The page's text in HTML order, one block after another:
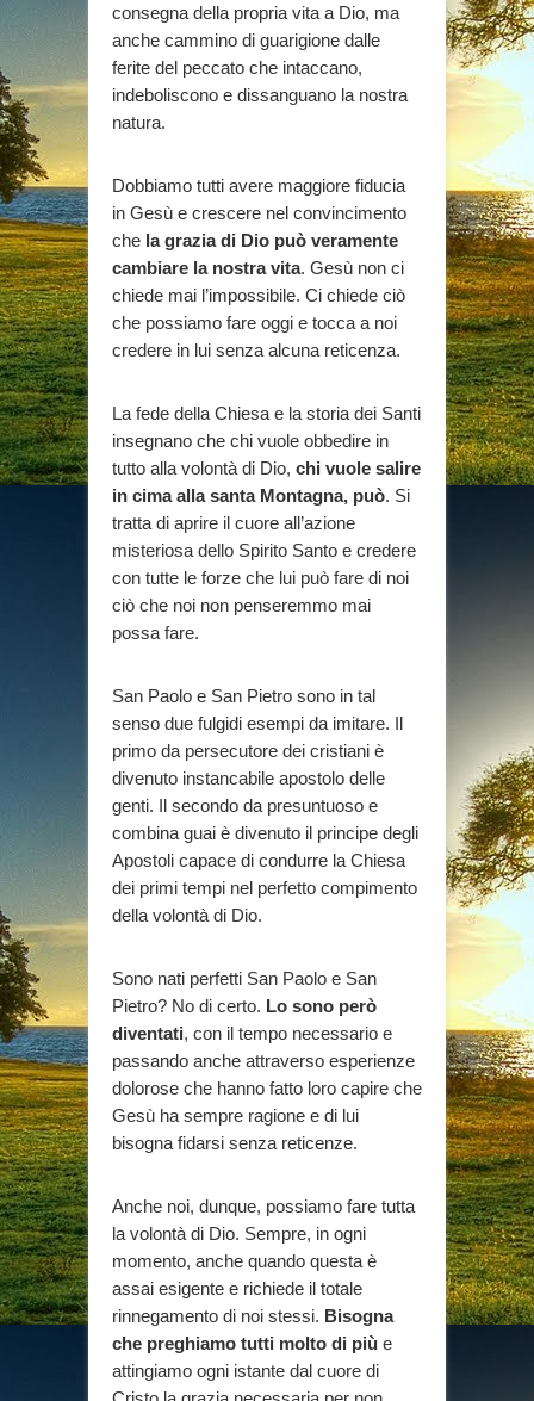
consegna della propria vita a Dio, ma
anche cammino di guarigione dalle
ferite del peccato che intaccano,
indeboliscono e dissanguano la nostra
natura.
Dobbiamo tutti avere maggiore fiducia
in Gesù e crescere nel convincimento
che la grazia di Dio può veramente
cambiare la nostra vita. Gesù non ci
chiede mai l’impossibile. Ci chiede ciò
che possiamo fare oggi e tocca a noi
credere in lui senza alcuna reticenza.
La fede della Chiesa e la storia dei Santi
insegnano che chi vuole obbedire in
tutto alla volontà di Dio, chi vuole salire
in cima alla santa Montagna, può. Si
tratta di aprire il cuore all’azione
misteriosa dello Spirito Santo e credere
con tutte le forze che lui può fare di noi
ciò che noi non penseremmo mai
possa fare.
San Paolo e San Pietro sono in tal
senso due fulgidi esempi da imitare. Il
primo da persecutore dei cristiani è
divenuto instancabile apostolo delle
genti. Il secondo da presuntuoso e
combina guai è divenuto il principe degli
Apostoli capace di condurre la Chiesa
dei primi tempi nel perfetto compimento
della volontà di Dio.
Sono nati perfetti San Paolo e San
Pietro? No di certo. Lo sono però
diventati, con il tempo necessario e
passando anche attraverso esperienze
dolorose che hanno fatto loro capire che
Gesù ha sempre ragione e di lui
bisogna fidarsi senza reticenze.
Anche noi, dunque, possiamo fare tutta
la volontà di Dio. Sempre, in ogni
momento, anche quando questa è
assai esigente e richiede il totale
rinnegamento di noi stessi. Bisogna
che preghiamo tutti molto di più e
attingiamo ogni istante dal cuore di